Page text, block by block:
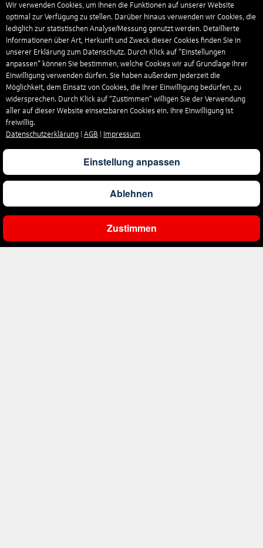
Ergebnisse filtern
Wir verwenden Cookies, um Ihnen die Funktionen auf unserer Website
optimal zur Verfügung zu stellen. Darüber hinaus verwenden wir Cookies, die
lediglich zur statistischen Analyse/Messung genutzt werden. Detaillierte
Informationen über Art, Herkunft und Zweck dieser Cookies finden Sie in
unserer Erklärung zum Datenschutz. Durch Klick auf "Einstellungen
anpassen" können Sie bestimmen, welche Cookies wir auf Grundlage Ihrer
Einwilligung verwenden dürfen. Sie haben außerdem jederzeit die
Möglichkeit, dem Einsatz von Cookies, die Ihrer Einwilligung bedürfen, zu
widersprechen. Durch Klick auf “Zustimmen“ willigen Sie der Verwendung
aller auf dieser Website einsetzbaren Cookies ein. Ihre Einwilligung ist
freiwillig.
Datenschutzerklärung
AGB Impressum
Einstellung anpassen
Ablehnen
Zustimmen